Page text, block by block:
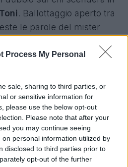
Process My Personal
sale, sharing to third parties, or
or sensitive information for
please use the below opt-out
Please note that after your
you may continue seeing
personal information utilized by
disclosed to third parties prior to
opt-out of the further
. Ballottaggio aperto tra
le parole del mister
finchè la matematica
la matematica ci
per la maglia e per
casacca".
- "Questa è un'altra gara